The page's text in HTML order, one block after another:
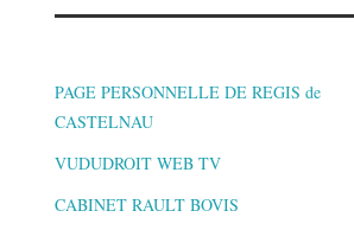
PAGE PERSONNELLE DE REGIS de
CASTELNAU
VUDUDROIT WEB TV
CABINET RAULT BOVIS